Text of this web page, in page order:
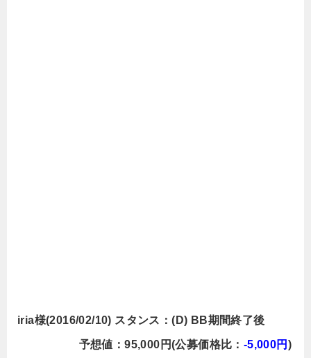
iria様(2016/02/10) スタンス：(D) BB期間終了後
予想値：95,000円(公募価格比： -5,000円 )